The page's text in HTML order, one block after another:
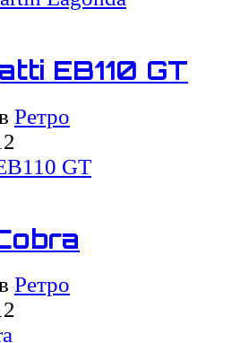
EB110 GT
Ретро
Ретро